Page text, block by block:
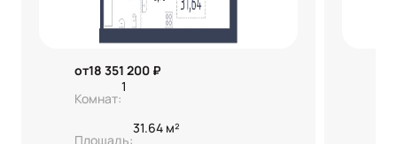
от18 351 200 ₽
Комнат:
1
Площадь:
31.64 м²